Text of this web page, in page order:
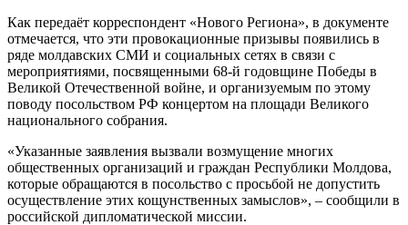
Как передаёт корреспондент «Нового Региона», в документе
отмечается, что эти провокационные призывы появились в
ряде молдавских СМИ и социальных сетях в связи с
мероприятиями, посвященными 68-й годовщине Победы в
Великой Отечественной войне, и организуемым по этому
поводу посольством РФ концертом на площади Великого
национального собрания.
«Указанные заявления вызвали возмущение многих
общественных организаций и граждан Республики Молдова,
которые обращаются в посольство с просьбой не допустить
осуществление этих кощунственных замыслов», – сообщили в
российской дипломатической миссии.